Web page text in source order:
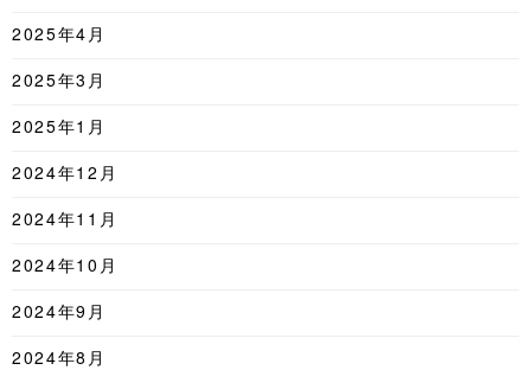
2025年4月
2025年3月
2025年1月
2024年12月
2024年11月
2024年10月
2024年9月
2024年8月